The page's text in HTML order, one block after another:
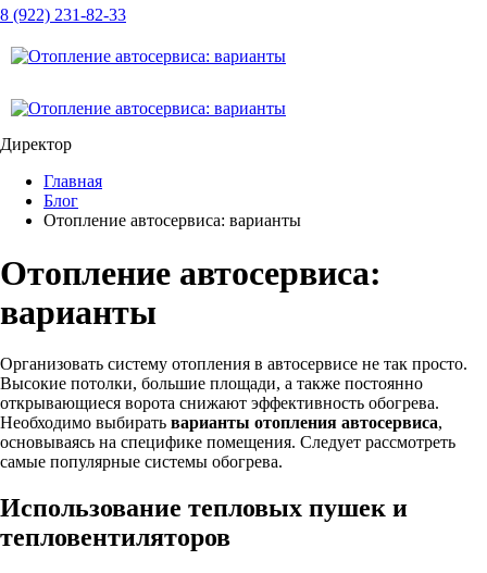
8 (922) 231-82-33
Директор
Главная
Блог
Отопление автосервиса: варианты
Отопление автосервиса:
варианты
Организовать систему отопления в автосервисе не так просто.
Высокие потолки, большие площади, а также постоянно
открывающиеся ворота снижают эффективность обогрева.
Необходимо выбирать варианты отопления автосервиса,
основываясь на специфике помещения. Следует рассмотреть
самые популярные системы обогрева.
Использование тепловых пушек и
тепловентиляторов